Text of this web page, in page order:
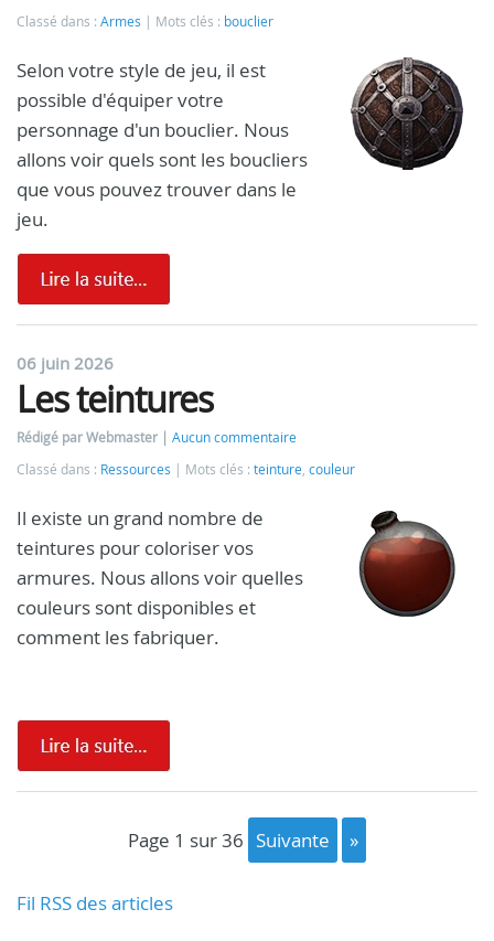
Classé dans : Armes Mots clés : bouclier
Selon votre style de jeu, il est
possible d'équiper votre
personnage d'un bouclier. Nous
allons voir quels sont les boucliers
que vous pouvez trouver dans le
jeu.
06 juin 2026
Les teintures
Rédigé par Webmaster
Aucun commentaire
Classé dans : Ressources Mots clés : teinture, couleur
Il existe un grand nombre de
teintures pour coloriser vos
armures. Nous allons voir quelles
couleurs sont disponibles et
comment les fabriquer.
page 1 sur 36 suivante »
Fil RSS des articles